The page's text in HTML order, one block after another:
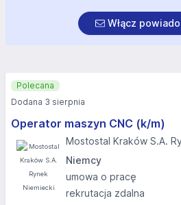
Włącz
Operator maszyn CNC (k/m)
Mostostal Kraków S.A.
Niemcy
umowa o pracę
rekrutacja zdalna
Polecana
Dodana 3 sierpnia